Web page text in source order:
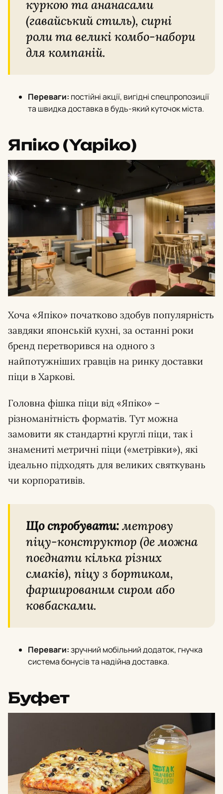
куркою та ананасами
(гавайський стиль), сирні
роли та великі комбо-набори
для компаній.
Переваги: постійні акції, вигідні спецпропозиції
та швидка доставка в будь-який куточок міста.
Япіко (Yapiko)
Хоча «Япіко» початково здобув популярність
завдяки японській кухні, за останні роки
бренд перетворився на одного з
найпотужніших гравців на ринку доставки
піци в Харкові.
Головна фішка піци від «Япіко» –
різноманітність форматів. Тут можна
замовити як стандартні круглі піци, так і
знамениті метричні піци («метрівки»), які
ідеально підходять для великих святкувань
чи корпоративів.
Що спробувати:метрову
піцу-конструктор (де можна
поєднати кілька різних
смаків), піцу з бортиком,
фаршированим сиром або
ковбасками.
Переваги:зручний мобільний додаток, гнучка
система бонусів та надійна доставка.
Буфет